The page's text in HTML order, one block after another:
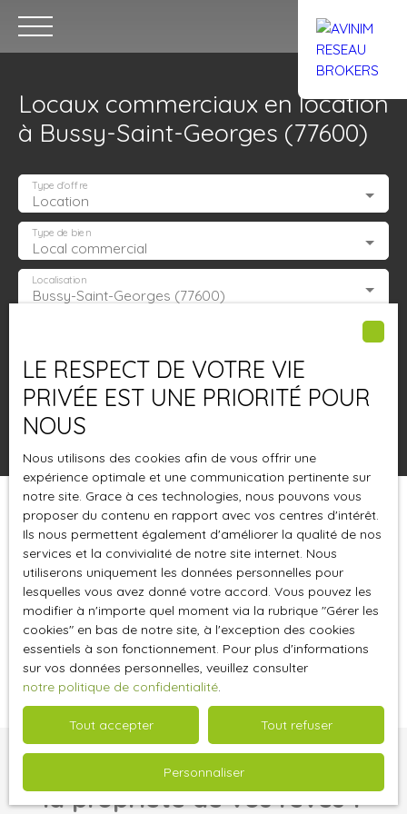
Accueil Acheter Trouver un
Estimation
Locaux commerciaux en location
à Bussy-Saint-Georges (77600)
Location
Type d'offre
Local commercial
Type de bien
Bussy-Saint-Georges (77600)
Localisation
Surface min (m²)
Pertinence
Trier par Créer une alerte
Aucun résultat
Vous ne trouvez pas
la propriété de vos rêves ?
LE RESPECT DE VOTRE VIE
PRIVÉE EST UNE PRIORITÉ POUR
NOUS
Nous utilisons des cookies afin de vous offrir une
expérience optimale et une communication pertinente sur
notre site. Grace à ces technologies, nous pouvons vous
proposer du contenu en rapport avec vos centres d'intérêt.
Ils nous permettent également d'améliorer la qualité de nos
services et la convivialité de notre site internet. Nous
utiliserons uniquement les données personnelles pour
lesquelles vous avez donné votre accord. Vous pouvez les
modifier à n'importe quel moment via la rubrique ″Gérer les
cookies″ en bas de notre site, à l'exception des cookies
essentiels à son fonctionnement. Pour plus d'informations
sur vos données personnelles, veuillez consulter
notre politique de confidentialité.
Tout accepter Tout refuser
Personnaliser